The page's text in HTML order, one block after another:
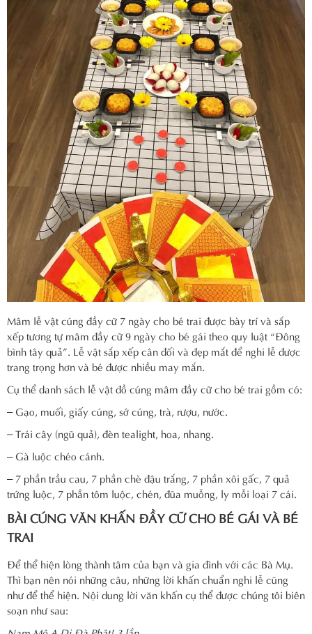
Mâm lễ vật cúng đầy cữ 7 ngày cho bé trai được bày trí và sắp
xếp tương tự mâm đầy cữ 9 ngày cho bé gái theo quy luật “Đông
bình tây quả”. Lễ vật sắp xếp cân đối và đẹp mắt để nghi lễ được
trang trọng hơn và bé được nhiều may mắn.
Cụ thể danh sách lễ vật đồ cúng mâm đầy cữ cho bé trai gồm có:
– Gạo, muối, giấy cúng, sớ cúng, trà, rượu, nước.
– Trái cây (ngũ quả), đèn tealight, hoa, nhang.
– Gà luộc chéo cánh.
– 7 phần trầu cau, 7 phần chè đậu trắng, 7 phần xôi gấc, 7 quả
trứng luộc, 7 phần tôm luộc, chén, đũa muỗng, ly mỗi loại 7 cái.
BÀI CÚNG VĂN KHẤN ĐẦY CỮ CHO BÉ GÁI VÀ BÉ
TRAI
Để thể hiện lòng thành tâm của bạn và gia đình với các Bà Mụ.
Thì bạn nên nói những câu, những lời khấn chuẩn nghi lễ cũng
như để thể hiện. Nội dung lời văn khấn cụ thể được chúng tôi biên
soạn như sau: